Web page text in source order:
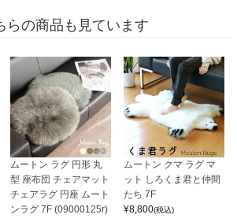
らの商品も見ています
ムートン ラグ 円形 丸
型 座布団 チェアマット
チェアラグ 円座 ムート
ンラグ 7F (09000125r)
ムートン クマ ラグ マ
ット しろくま君と仲間
たち 7F
¥8,800(税込)